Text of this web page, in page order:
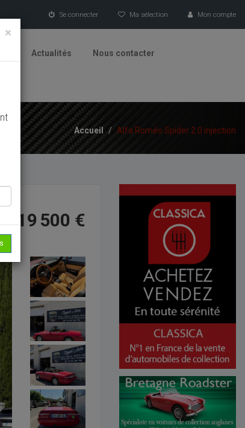
Se connecter Ma sélection Mon compte
Actualités Nous contacter
Accueil / Alfa Roméo Spider 2.0 injection
19 500 €
×